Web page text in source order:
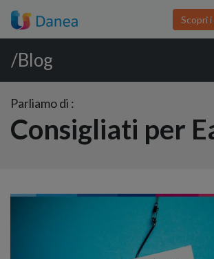
Scopri
/Blog
Parliamo di :
Consigliati per